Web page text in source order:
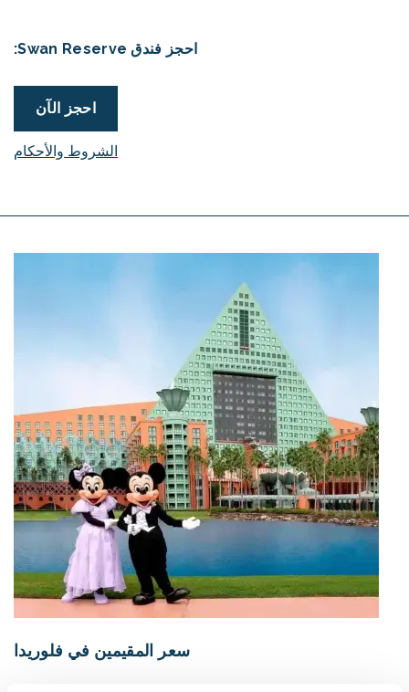
احجز فندق Swan Reserve:
احجز الآن
الشروط والأحكام
سعر المقيمين في فلوريدا